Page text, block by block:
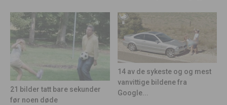
21 bilder tatt bare sekunder
før noen døde
14 av de sykeste og og mest
vanvittige bildene fra
Google...